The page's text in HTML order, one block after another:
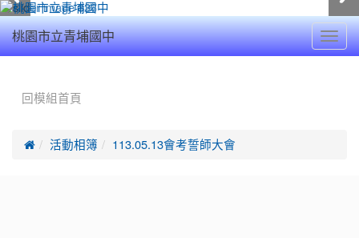
桃園市立青埔國中
回模組首頁
 活動相簿 113.05.13會考誓師大會